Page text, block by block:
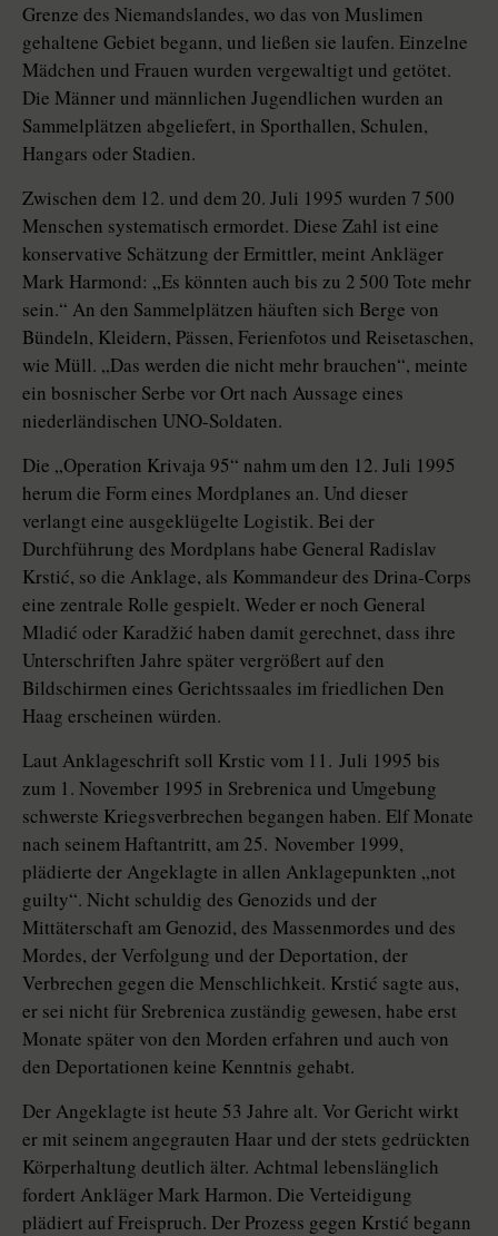
Grenze des Niemandslandes, wo das von Muslimen
gehaltene Gebiet begann, und ließen sie laufen. Einzelne
Mädchen und Frauen wurden vergewaltigt und getötet.
Die Männer und männlichen Jugendlichen wurden an
Sammelplätzen abgeliefert, in Sporthallen, Schulen,
Hangars oder Stadien.
Zwischen dem 12. und dem 20. Juli 1995 wurden 7 500
Menschen systematisch ermordet. Diese Zahl ist eine
konservative Schätzung der Ermittler, meint Ankläger
Mark Harmond: „Es könnten auch bis zu 2 500 Tote mehr
sein.“ An den Sammelplätzen häuften sich Berge von
Bündeln, Kleidern, Pässen, Ferienfotos und Reisetaschen,
wie Müll. „Das werden die nicht mehr brauchen“, meinte
ein bosnischer Serbe vor Ort nach Aussage eines
niederländischen UNO-Soldaten.
Die „Operation Krivaja 95“ nahm um den 12. Juli 1995
herum die Form eines Mordplanes an. Und dieser
verlangt eine ausgeklügelte Logistik. Bei der
Durchführung des Mordplans habe General Radislav
Krstić, so die Anklage, als Kommandeur des Drina-Corps
eine zentrale Rolle gespielt. Weder er noch General
Mladić oder Karadžić haben damit gerechnet, dass ihre
Unterschriften Jahre später vergrößert auf den
Bildschirmen eines Gerichtssaales im friedlichen Den
Haag erscheinen würden.
Laut Anklageschrift soll Krstic vom 11. Juli 1995 bis
zum 1. November 1995 in Srebrenica und Umgebung
schwerste Kriegsverbrechen begangen haben. Elf Monate
nach seinem Haftantritt, am 25. November 1999,
plädierte der Angeklagte in allen Anklagepunkten „not
guilty“. Nicht schuldig des Genozids und der
Mittäterschaft am Genozid, des Massenmordes und des
Mordes, der Verfolgung und der Deportation, der
Verbrechen gegen die Menschlichkeit. Krstić sagte aus,
er sei nicht für Srebrenica zuständig gewesen, habe erst
Monate später von den Morden erfahren und auch von
den Deportationen keine Kenntnis gehabt.
Der Angeklagte ist heute 53 Jahre alt. Vor Gericht wirkt
er mit seinem angegrauten Haar und der stets gedrückten
Körperhaltung deutlich älter. Achtmal lebenslänglich
fordert Ankläger Mark Harmon. Die Verteidigung
plädiert auf Freispruch. Der Prozess gegen Krstić begann